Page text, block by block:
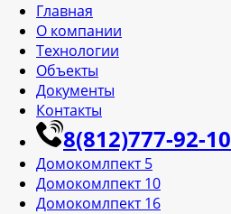
Главная
О компании
Технологии
Объекты
Документы
Контакты
8(812)777-92-10
Домокомлпект 5
Домокомлпект 10
Домокомлпект 16